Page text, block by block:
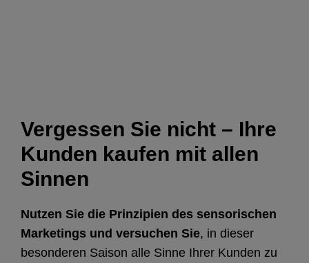
Vergessen Sie nicht – Ihre
Kunden kaufen mit allen
Sinnen
Nutzen Sie die Prinzipien des sensorischen
Marketings und versuchen Sie, in dieser
besonderen Saison alle Sinne Ihrer Kunden zu